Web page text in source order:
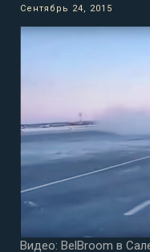
Сентябрь 24, 2015
Видео: BelBroom в